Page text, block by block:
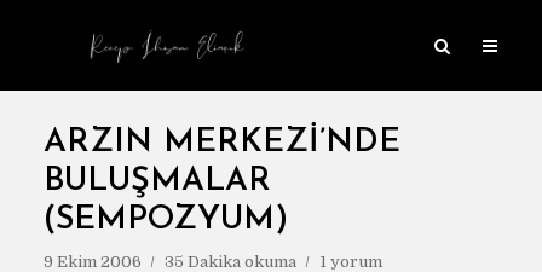
ARZIN MERKEZI’NDE
BULUŞMALAR
(SEMPOZYUM)
9 Ekim 2006 35 Dakika okuma 1 yorum